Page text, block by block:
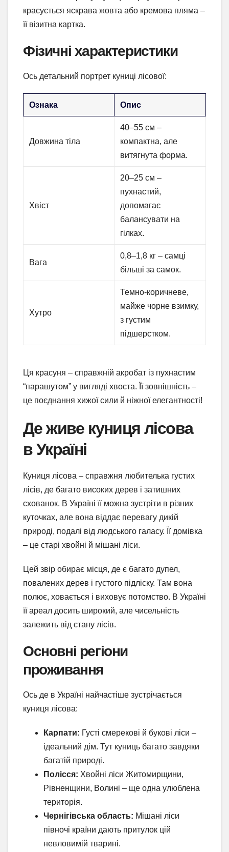
красується яскрава жовта або кремова пляма –
її візитна картка.
Фізичні характеристики
Ось детальний портрет куниці лісової:
Ознака Опис
Довжина тіла
40–55 см –
компактна, але
витягнута форма.
Хвіст
20–25 см –
пухнастий,
допомагає
балансувати на
гілках.
Вага
0,8–1,8 кг – самці
більші за самок.
Хутро
Темно-коричневе,
майже чорне взимку,
з густим
підшерстком.
Ця красуня – справжній акробат із пухнастим
“парашутом” у вигляді хвоста. Її зовнішність –
це поєднання хижої сили й ніжної елегантності!
Де живе куниця лісова
в Україні
Куниця лісова – справжня любителька густих
лісів, де багато високих дерев і затишних
схованок. В Україні її можна зустріти в різних
куточках, але вона віддає перевагу дикій
природі, подалі від людського галасу. Її домівка
– це старі хвойні й мішані ліси.
Цей звір обирає місця, де є багато дупел,
повалених дерев і густого підліску. Там вона
полює, ховається і виховує потомство. В Україні
її ареал досить широкий, але чисельність
залежить від стану лісів.
Основні регіони
проживання
Ось де в Україні найчастіше зустрічається
куниця лісова:
Карпати: Густі смерекові й букові ліси –
ідеальний дім. Тут куниць багато завдяки
багатій природі.
Полісся: Хвойні ліси Житомирщини,
Рівненщини, Волині – ще одна улюблена
територія.
Чернігівська область: Мішані ліси
півночі країни дають притулок цій
невловимій тварині.